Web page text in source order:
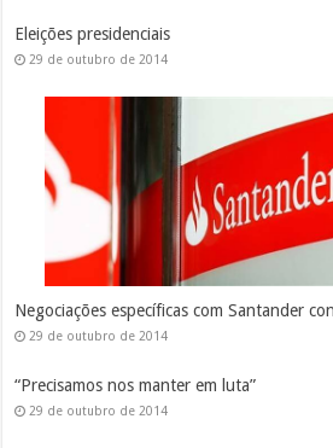
Eleições presidenciais
29 de outubro de 2014
Negociações específicas com Santander
29 de outubro de 2014
“Precisamos nos manter em luta”
29 de outubro de 2014